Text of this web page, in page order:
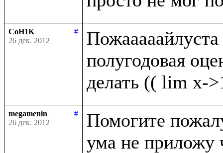
CoH1K
#
26 дек. 2012
полугодовая
megamenin
#
26 дек. 2012
Помогите
ума не приложу